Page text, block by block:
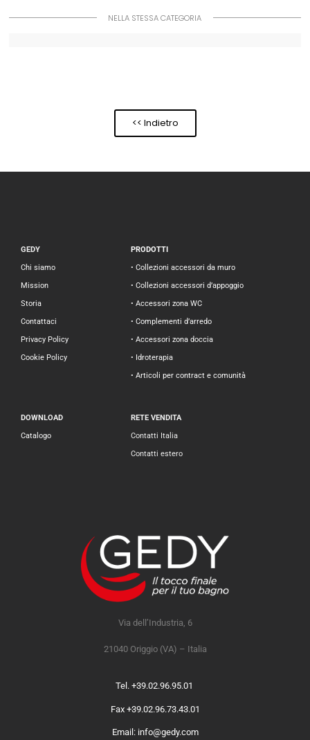
NELLA STESSA CATEGORIA
<< Indietro
GEDY
Chi siamo
Mission
Storia
Contattaci
Privacy Policy
Cookie Policy
PRODOTTI
• Collezioni accessori da muro
• Collezioni accessori d’appoggio
• Accessori zona WC
• Complementi d’arredo
• Accessori zona doccia
• Idroterapia
• Articoli per contract e comunità
DOWNLOAD
Catalogo
RETE VENDITA
Contatti Italia
Contatti estero
Via dell’Industria, 6
21040 Origgio (VA) – Italia
Tel. +39.02.96.95.01
Fax +39.02.96.73.43.01
Email: info@gedy.com